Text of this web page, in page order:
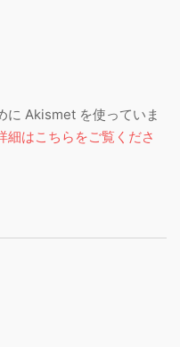
に Akismet を使っていま
細はこちらをご覧くださ